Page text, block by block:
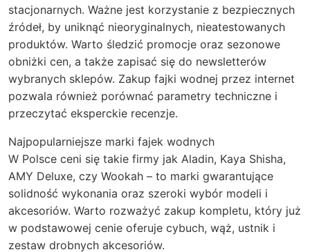
stacjonarnych. Ważne jest korzystanie z bezpiecznych
źródeł, by uniknąć nieoryginalnych, nieatestowanych
produktów. Warto śledzić promocje oraz sezonowe
obniżki cen, a także zapisać się do newsletterów
wybranych sklepów. Zakup fajki wodnej przez internet
pozwala również porównać parametry techniczne i
przeczytać eksperckie recenzje.
Najpopularniejsze marki fajek wodnych
W Polsce ceni się takie firmy jak Aladin, Kaya Shisha,
AMY Deluxe, czy Wookah – to marki gwarantujące
solidność wykonania oraz szeroki wybór modeli i
akcesoriów. Warto rozważyć zakup kompletu, który już
w podstawowej cenie oferuje cybuch, wąż, ustnik i
zestaw drobnych akcesoriów.